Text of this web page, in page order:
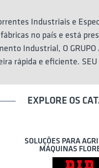
Industriais e
no país e está
Industrial, O GRUPO
rápida e eficiente. SEU
EXPLORE OS
SOLUÇÕES PARA
MÁQUINAS